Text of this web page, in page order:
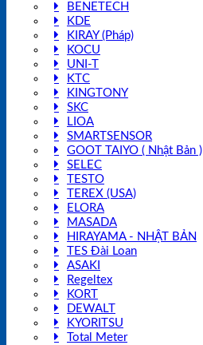
BENETECH
KDE
KIRAY (Pháp)
KOCU
UNI-T
KTC
KINGTONY
SKC
LIOA
SMARTSENSOR
GOOT TAIYO ( Nhật Bản )
SELEC
TESTO
TEREX (USA)
ELORA
MASADA
HIRAYAMA - NHẬT BẢN
TES Đài Loan
ASAKI
Regeltex
KORT
DEWALT
KYORITSU
Total Meter